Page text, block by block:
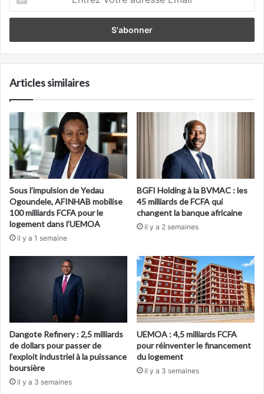
votre
adresse
Articles similaires
Sous l’impulsion de Yedau
Ogoundele, AFINHAB mobilise
100 milliards FCFA pour le
logement dans l’UEMOA
il y a 1 semaine
BGFI Holding à la BVMAC : les
45 milliards de FCFA qui
changent la banque africaine
il y a 2 semaines
Dangote Refinery : 2,5 milliards
de dollars pour passer de
l’exploit industriel à la puissance
boursière
il y a 3 semaines
UEMOA : 4,5 milliards FCFA
pour réinventer le financement
du logement
il y a 3 semaines